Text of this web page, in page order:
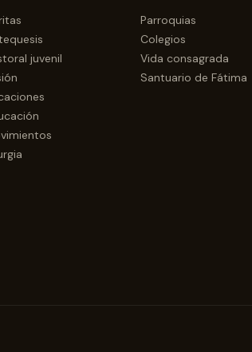
juvenil
Parroquias
Colegios
Vida consagrada
Santuario de Fátima